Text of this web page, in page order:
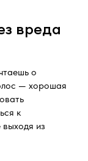
вреда
о
— хорошая
к
из